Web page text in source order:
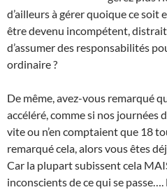
d’ailleurs à gérer quoique ce soit
être devenu incompétent,
d’assumer des responsabilités
ordinaire ?
De même, avez-vous remarqué
accéléré, comme si nos journées
vite ou n’en comptaient que 18
remarqué cela, alors vous êtes
Car la plupart subissent cela
inconscients de ce qui se